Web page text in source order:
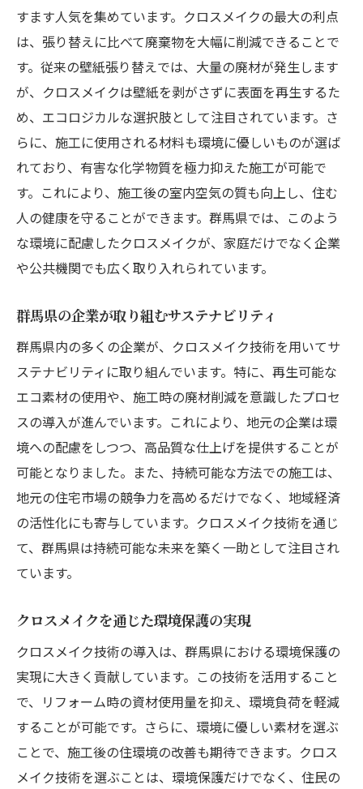
すます人気を集めています。クロスメイクの最大の利点
は、張り替えに比べて廃棄物を大幅に削減できることで
す。従来の壁紙張り替えでは、大量の廃材が発生します
が、クロスメイクは壁紙を剥がさずに表面を再生するた
め、エコロジカルな選択肢として注目されています。さ
らに、施工に使用される材料も環境に優しいものが選ば
れており、有害な化学物質を極力抑えた施工が可能で
す。これにより、施工後の室内空気の質も向上し、住む
人の健康を守ることができます。群馬県では、このよう
な環境に配慮したクロスメイクが、家庭だけでなく企業
や公共機関でも広く取り入れられています。
群馬県の企業が取り組むサステナビリティ
群馬県内の多くの企業が、クロスメイク技術を用いてサ
ステナビリティに取り組んでいます。特に、再生可能な
エコ素材の使用や、施工時の廃材削減を意識したプロセ
スの導入が進んでいます。これにより、地元の企業は環
境への配慮をしつつ、高品質な仕上げを提供することが
可能となりました。また、持続可能な方法での施工は、
地元の住宅市場の競争力を高めるだけでなく、地域経済
の活性化にも寄与しています。クロスメイク技術を通じ
て、群馬県は持続可能な未来を築く一助として注目され
ています。
クロスメイクを通じた環境保護の実現
クロスメイク技術の導入は、群馬県における環境保護の
実現に大きく貢献しています。この技術を活用すること
で、リフォーム時の資材使用量を抑え、環境負荷を軽減
することが可能です。さらに、環境に優しい素材を選ぶ
ことで、施工後の住環境の改善も期待できます。クロス
メイク技術を選ぶことは、環境保護だけでなく、住民の